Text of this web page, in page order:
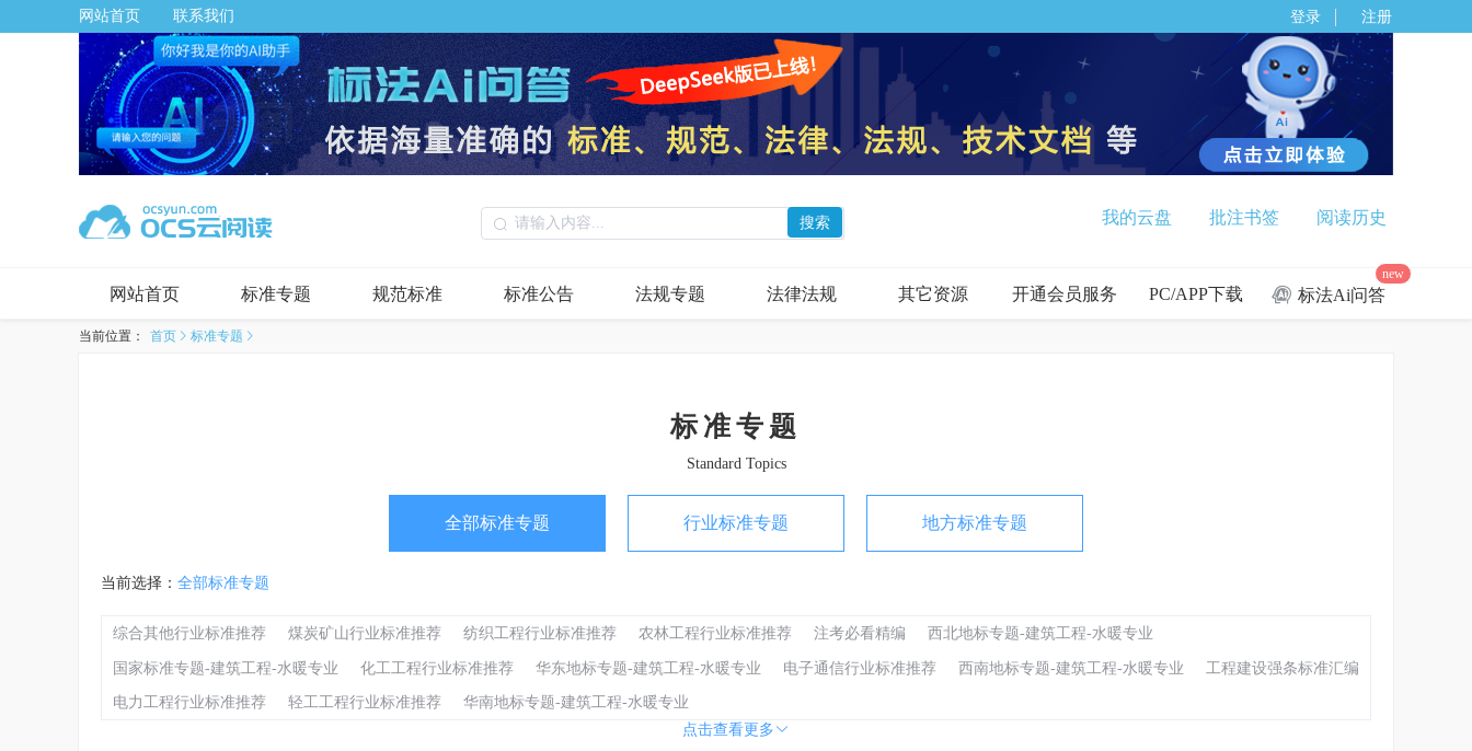
网站首页 联系我们 登录 注册
搜索 我的云盘 批注书签 阅读历史
网站首页 标准专题 规范标准 标准公告 法规专题 法律法规 其它资源 开通会员服务 PC/APP下载 标法Ai问答
new
当前位置： 首页 标准专题
标准专题
Standard Topics
全部标准专题 行业标准专题 地方标准专题
当前选择： 全部标准专题
综合其他行业标准推荐 煤炭矿山行业标准推荐 纺织工程行业标准推荐 农林工程行业标准推荐 注考必看精编 西北地标专题-建筑工程-水暖专业
国家标准专题-建筑工程-水暖专业 化工工程行业标准推荐 华东地标专题-建筑工程-水暖专业 电子通信行业标准推荐 西南地标专题-建筑工程-水暖专业 工程建设强条标准汇编
电力工程行业标准推荐 轻工工程行业标准推荐
华南地标专题-建筑工程-水暖专业
点击查看更多